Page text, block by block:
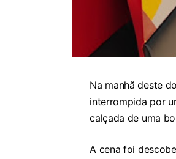
Na manhã deste
interrompida por
calçada de uma
A cena foi